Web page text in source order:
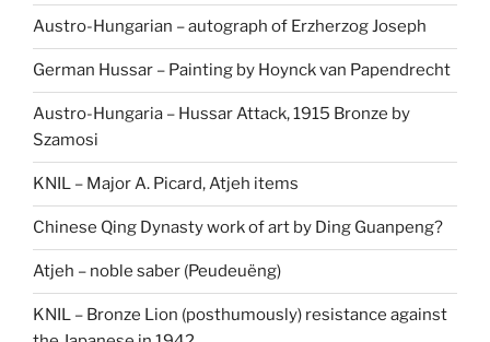
Austro-Hungarian – autograph of Erzherzog Joseph
German Hussar – Painting by Hoynck van Papendrecht
Austro-Hungaria – Hussar Attack, 1915 Bronze by
Szamosi
KNIL – Major A. Picard, Atjeh items
Chinese Qing Dynasty work of art by Ding Guanpeng?
Atjeh – noble saber (Peudeuëng)
KNIL – Bronze Lion (posthumously) resistance against